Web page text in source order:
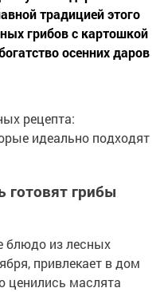
традицией этого
грибов с картошкой
осенних даров
рецепта:
идеально подходят
готовят грибы
блюдо из лесных
привлекает в дом
ценились маслята